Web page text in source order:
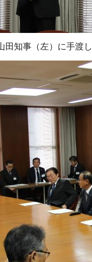
知事（左）に手渡し